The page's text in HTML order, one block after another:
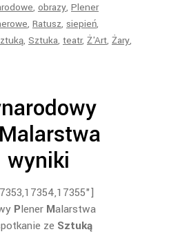
, obrazy, Plener
, Ratusz, siepień,
, Sztuka, teatr, Ż'Art, Żary,
Plener Malarstwa
ze Sztuką